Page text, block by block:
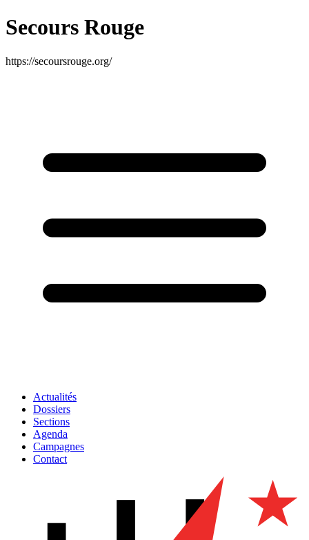
Secours Rouge
https://secoursrouge.org/
Actualités
Dossiers
Sections
Agenda
Campagnes
Contact